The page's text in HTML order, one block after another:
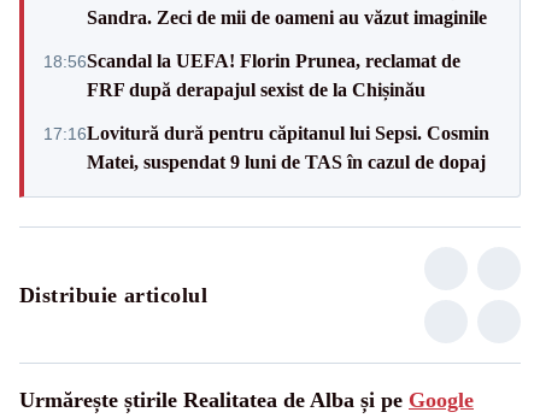
Sandra. Zeci de mii de oameni au văzut imaginile
18:56Scandal la UEFA! Florin Prunea, reclamat de
FRF după derapajul sexist de la Chișinău
17:16Lovitură dură pentru căpitanul lui Sepsi. Cosmin
Matei, suspendat 9 luni de TAS în cazul de dopaj
Distribuie articolul
Urmărește știrile Realitatea de Alba și pe Google